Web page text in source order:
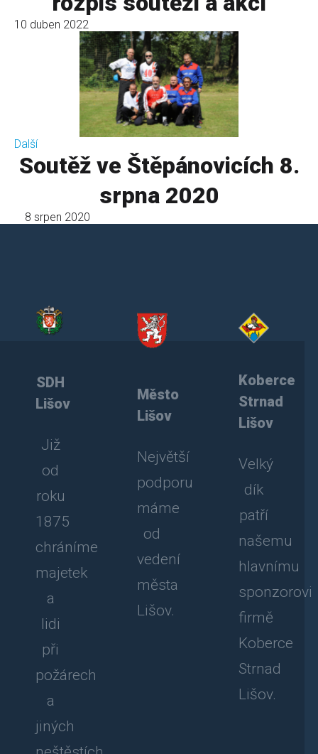
10 duben 2022
Další
Soutěž ve Štěpánovicích 8.
srpna 2020
8 srpen 2020
SDH
Lišov
Již
od
roku
1875
chráníme
majetek
a
lidi
při
požárech
a
jiných
Město
Lišov
Největší
podporu
máme
od
vedení
města
Lišov.
Koberce
Strnad
Lišov
Velký
dík
patří
našemu
hlavnímu
sponzorovi
firmě
Koberce
Strnad
Lišov.